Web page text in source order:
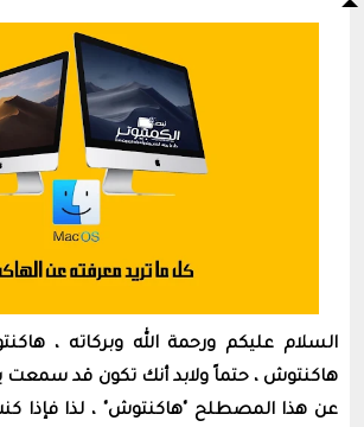
السلام عليكم ورحمة الله وبركاته ،
هاكنتوش ، حتماً ولابد أنك تكون قد سمعت
عن هذا المصطلح "هاكنتوش" ، لذا فإذا